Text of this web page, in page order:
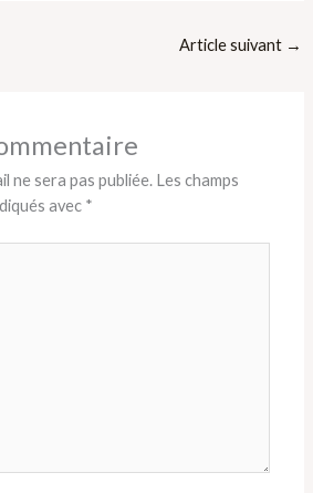
Article suivant →
ne sera pas publiée. Les champs
avec *